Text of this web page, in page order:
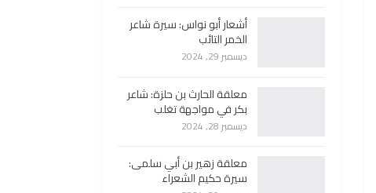
أشعار أبو نواس: سيرة شاعر
الخمر التائب
ديسمبر 29, 2024
معلقة الحارث بن حلزة: شاعر
بكر في مواجهة تغلب
ديسمبر 28, 2024
معلقة زهير بن أبي سلمى:
سيرة حكيم الشعراء